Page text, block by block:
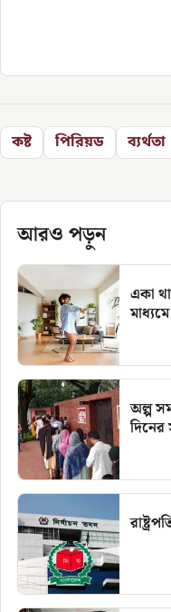
কষ্ট পিরিয়ড ব্যর্থতা
আরও পড়ুন
একা
অল্প
দিনের